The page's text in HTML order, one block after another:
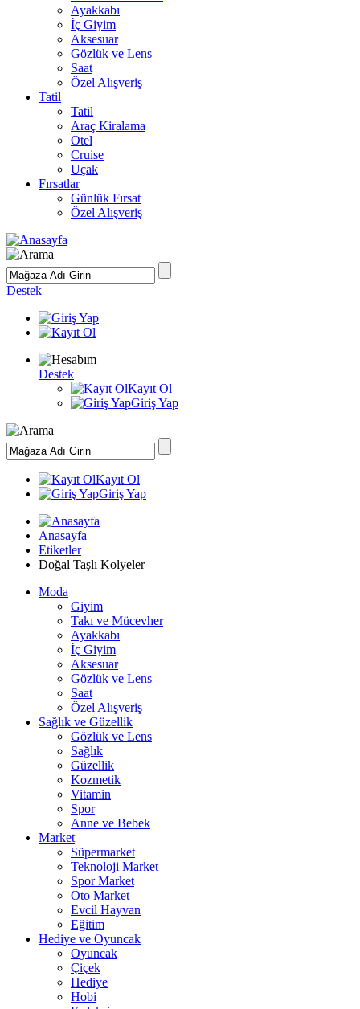
Ayakkabı
İç Giyim
Aksesuar
Gözlük ve Lens
Saat
Özel Alışveriş
Tatil
Tatil
Araç Kiralama
Otel
Cruise
Uçak
Fırsatlar
Günlük Fırsat
Özel Alışveriş
Destek
Destek
Kayıt Ol
Giriş Yap
Kayıt Ol
Giriş Yap
Anasayfa
Etiketler
Doğal Taşlı Kolyeler
Moda
Giyim
Takı ve Mücevher
Ayakkabı
İç Giyim
Aksesuar
Gözlük ve Lens
Saat
Özel Alışveriş
Sağlık ve Güzellik
Gözlük ve Lens
Sağlık
Güzellik
Kozmetik
Vitamin
Spor
Anne ve Bebek
Market
Süpermarket
Teknoloji Market
Spor Market
Oto Market
Evcil Hayvan
Eğitim
Hediye ve Oyuncak
Oyuncak
Çiçek
Hediye
Hobi